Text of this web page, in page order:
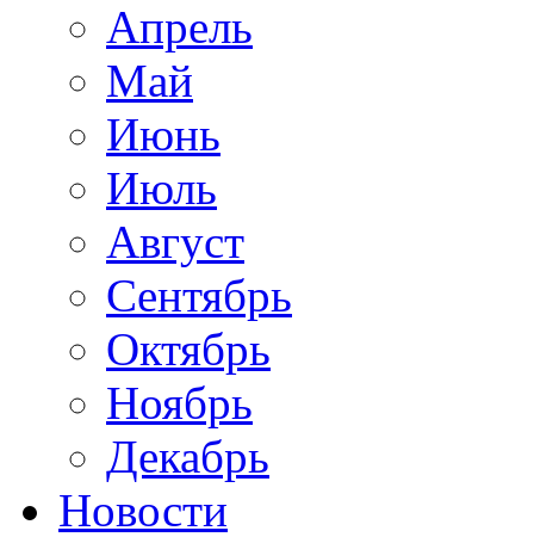
Апрель
Май
Июнь
Июль
Август
Сентябрь
Октябрь
Ноябрь
Декабрь
Новости